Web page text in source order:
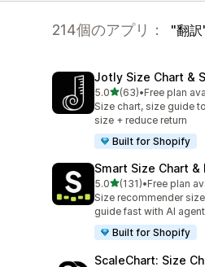
214個のアプリ： 翻訳
Jotly Size Chart &
5.05つ星中
(63)
合計レビュー数：63件
•Free plan
Size chart, size guide
size + reduce return
Built for Shopify
Smart Size Chart &
5.05つ星中
(131)
合計レビュー数：131件
•Free plan
Size recommender
guide fast with AI agent
Built for Shopify
ScaleChart: Size